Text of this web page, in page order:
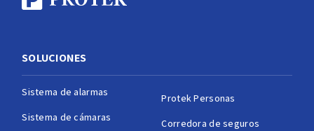
SOLUCIONES
Sistema de alarmas
Sistema de cámaras
Protek Personas
Corredora de seguros